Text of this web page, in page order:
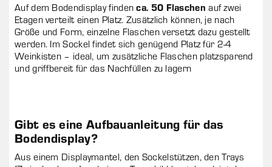
Auf dem Bodendisplay findenca. 50 Flaschen auf zwei
Etagen verteilt einen Platz. Zusätzlich können, je nach
Größe und Form, einzelne Flaschen versetzt dazu gestellt
werden. Im Sockel findet sich genügend Platz für 2-4
Weinkisten – ideal, um zusätzliche Flaschen platzsparend
und griffbereit für das Nachfüllen zu lagern
Gibt es eine Aufbauanleitung für das
Bodendisplay?
Aus einem Displaymantel, den Sockelstützen, den Trays